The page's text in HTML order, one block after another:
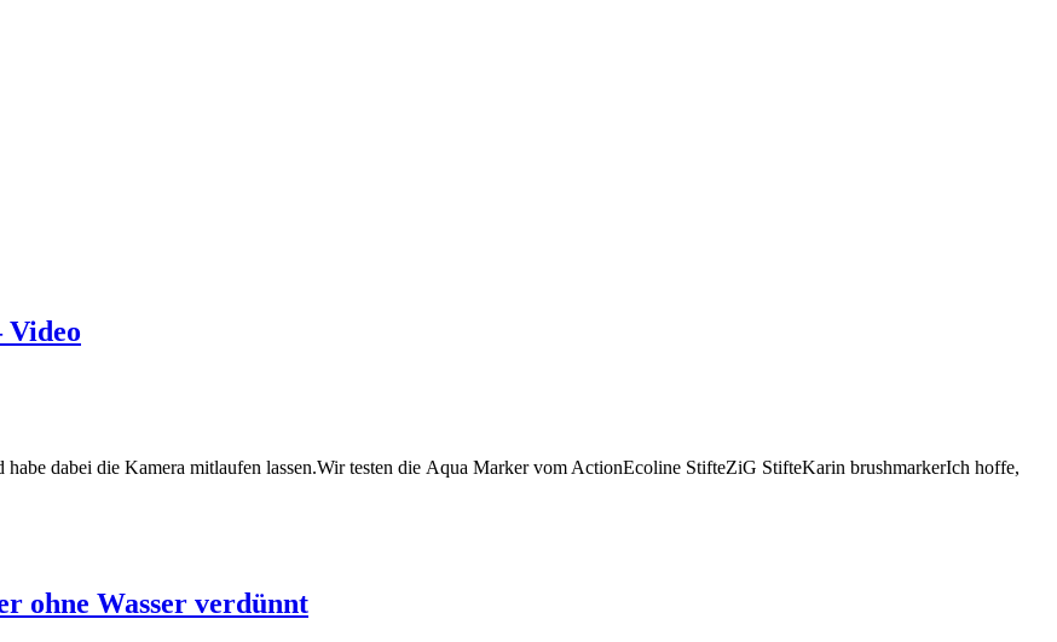
Video
dabei die Kamera mitlaufen lassen.Wir testen die Aqua Marker vom ActionEcoline StifteZiG StifteKarin brushmarkerIch hoffe,
ohne Wasser verdünnt